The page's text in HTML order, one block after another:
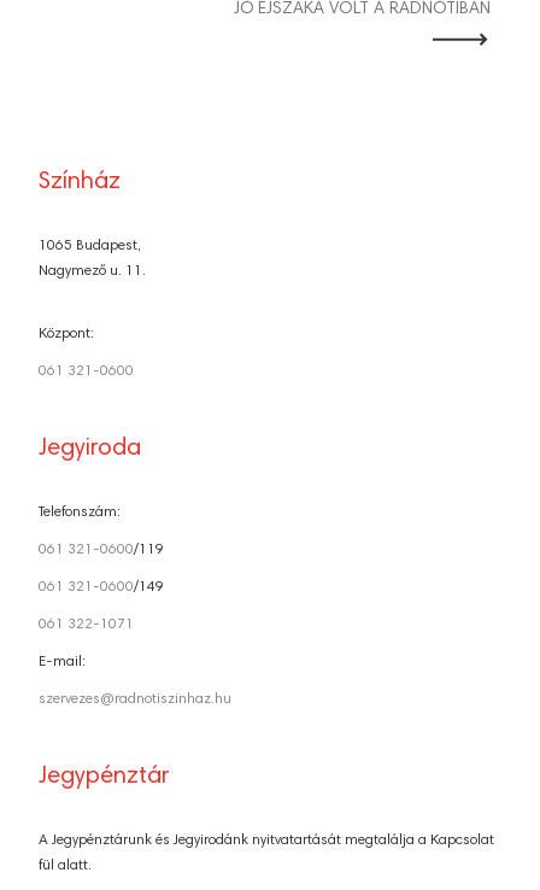
JÓ ÉJSZAKA VOLT A RADNÓTIBAN
Színház
1065 Budapest,
Nagymező u. 11.
Központ:
061 321-0600
Jegyiroda
Telefonszám:
061 321-0600/119
061 321-0600/149
061 322-1071
E-mail:
szervezes@radnotiszinhaz.hu
Jegypénztár
A Jegypénztárunk és Jegyirodánk nyitvatartását megtalálja a Kapcsolat
fül alatt.